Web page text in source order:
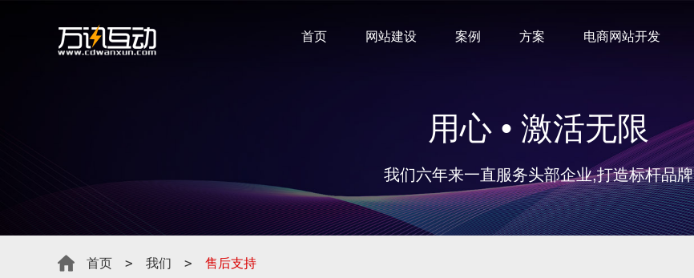
首页 网站建设 案例 方案 电商网站开发
用心 • 激活无限
我们六年来一直服务头部企业,打造标杆品牌
首页 > 我们 > 售后支持